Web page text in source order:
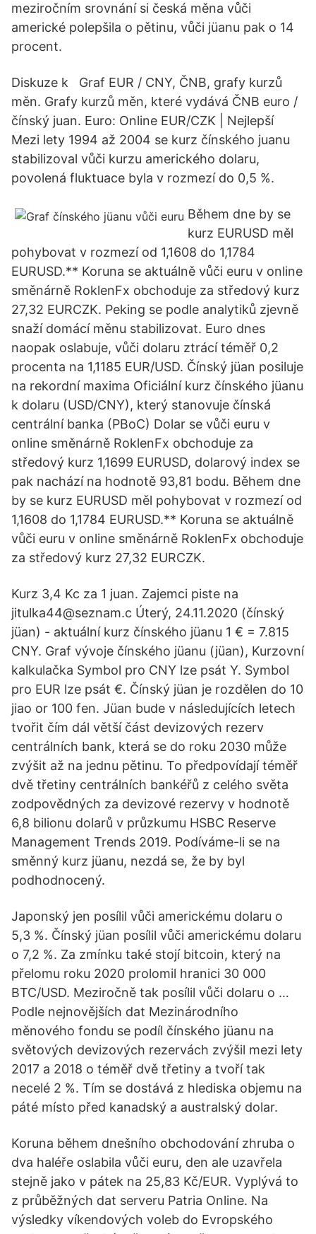
meziročním srovnání si česká měna vůči
americké polepšila o pětinu, vůči jüanu pak o 14
procent.
Diskuze k Graf EUR / CNY, ČNB, grafy kurzů
měn. Grafy kurzů měn, které vydává ČNB euro /
čínský juan. Euro: Online EUR/CZK | Nejlepší
Mezi lety 1994 až 2004 se kurz čínského juanu
stabilizoval vůči kurzu amerického dolaru,
povolená fluktuace byla v rozmezí do 0,5 %.
Během dne by se
kurz EURUSD měl
pohybovat v rozmezí od 1,1608 do 1,1784
EURUSD.** Koruna se aktuálně vůči euru v online
směnárně RoklenFx obchoduje za středový kurz
27,32 EURCZK. Peking se podle analytiků zjevně
snaží domácí měnu stabilizovat. Euro dnes
naopak oslabuje, vůči dolaru ztrácí téměř 0,2
procenta na 1,1185 EUR/USD. Čínský jüan posiluje
na rekordní maxima Oficiální kurz čínského jüanu
k dolaru (USD/CNY), který stanovuje čínská
centrální banka (PBoC) Dolar se vůči euru v
online směnárně RoklenFx obchoduje za
středový kurz 1,1699 EURUSD, dolarový index se
pak nachází na hodnotě 93,81 bodu. Během dne
by se kurz EURUSD měl pohybovat v rozmezí od
1,1608 do 1,1784 EURUSD.** Koruna se aktuálně
vůči euru v online směnárně RoklenFx obchoduje
za středový kurz 27,32 EURCZK.
Kurz 3,4 Kc za 1 juan. Zajemci piste na
jitulka44@seznam.c Úterý, 24.11.2020 (čínský
jüan) - aktuální kurz čínského jüanu 1 € = 7.815
CNY. Graf vývoje čínského jüanu (jüan), Kurzovní
kalkulačka Symbol pro CNY lze psát Y. Symbol
pro EUR lze psát €. Čínský jüan je rozdělen do 10
jiao or 100 fen. Jüan bude v následujících letech
tvořit čím dál větší část devizových rezerv
centrálních bank, která se do roku 2030 může
zvýšit až na jednu pětinu. To předpovídají téměř
dvě třetiny centrálních bankéřů z celého světa
zodpovědných za devizové rezervy v hodnotě
6,8 bilionu dolarů v průzkumu HSBC Reserve
Management Trends 2019. Podíváme-li se na
směnný kurz jüanu, nezdá se, že by byl
podhodnocený.
Japonský jen posílil vůči americkému dolaru o
5,3 %. Čínský jüan posílil vůči americkému dolaru
o 7,2 %. Za zmínku také stojí bitcoin, který na
přelomu roku 2020 prolomil hranici 30 000
BTC/USD. Meziročně tak posílil vůči dolaru o …
Podle nejnovějších dat Mezinárodního
měnového fondu se podíl čínského jüanu na
světových devizových rezervách zvýšil mezi lety
2017 a 2018 o téměř dvě třetiny a tvoří tak
necelé 2 %. Tím se dostává z hlediska objemu na
páté místo před kanadský a australský dolar.
Koruna během dnešního obchodování zhruba o
dva haléře oslabila vůči euru, den ale uzavřela
stejně jako v pátek na 25,83 Kč/EUR. Vyplývá to
z průběžných dat serveru Patria Online. Na
výsledky víkendových voleb do Evropského